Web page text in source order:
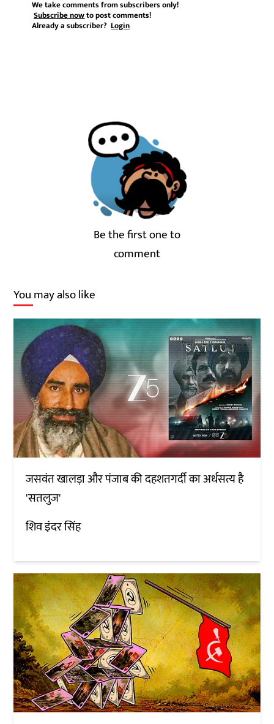
We take comments from subscribers only!
Subscribe nowto post comments!
Already a subscriber?Login
Be the first one to
comment
You may also like
जसवंत खालड़ा और पंजाब की दहशतगर्दी का अर्धसत्य है
'सतलुज'
शिव इंदर सिंह